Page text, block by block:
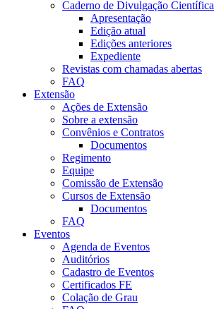
Caderno de Divulgação Científica
Apresentação
Edição atual
Edições anteriores
Expediente
Revistas com chamadas abertas
FAQ
Extensão
Ações de Extensão
Sobre a extensão
Convênios e Contratos
Documentos
Regimento
Equipe
Comissão de Extensão
Cursos de Extensão
Documentos
FAQ
Eventos
Agenda de Eventos
Auditórios
Cadastro de Eventos
Certificados FE
Colação de Grau